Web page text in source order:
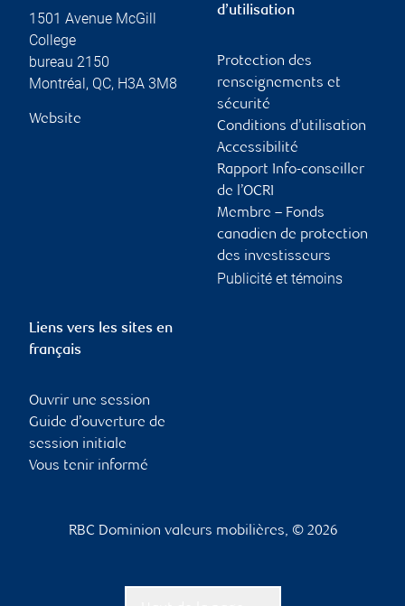
1501 Avenue McGill
College
bureau 2150
Montréal , QC, H3A 3M8
Website
d’utilisation
Protection des
renseignements et
sécurité
Conditions d’utilisation
Accessibilité
Rapport Info-conseiller
de l’OCRI
Membre – Fonds
canadien de protection
des investisseurs
Publicité et témoins
Liens vers les sites en
français
Ouvrir une session
Guide d’ouverture de
session initiale
Vous tenir informé
RBC Dominion valeurs mobilières, © 2026